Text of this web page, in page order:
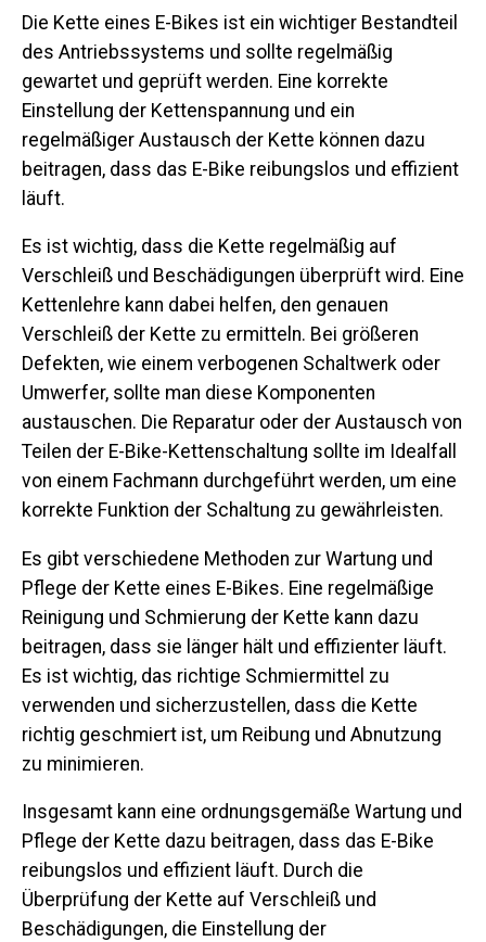
Die Kette eines E-Bikes ist ein wichtiger Bestandteil
des Antriebssystems und sollte regelmäßig
gewartet und geprüft werden. Eine korrekte
Einstellung der Kettenspannung und ein
regelmäßiger Austausch der Kette können dazu
beitragen, dass das E-Bike reibungslos und effizient
läuft.
Es ist wichtig, dass die Kette regelmäßig auf
Verschleiß und Beschädigungen überprüft wird. Eine
Kettenlehre kann dabei helfen, den genauen
Verschleiß der Kette zu ermitteln. Bei größeren
Defekten, wie einem verbogenen Schaltwerk oder
Umwerfer, sollte man diese Komponenten
austauschen. Die Reparatur oder der Austausch von
Teilen der E-Bike-Kettenschaltung sollte im Idealfall
von einem Fachmann durchgeführt werden, um eine
korrekte Funktion der Schaltung zu gewährleisten.
Es gibt verschiedene Methoden zur Wartung und
Pflege der Kette eines E-Bikes. Eine regelmäßige
Reinigung und Schmierung der Kette kann dazu
beitragen, dass sie länger hält und effizienter läuft.
Es ist wichtig, das richtige Schmiermittel zu
verwenden und sicherzustellen, dass die Kette
richtig geschmiert ist, um Reibung und Abnutzung
zu minimieren.
Insgesamt kann eine ordnungsgemäße Wartung und
Pflege der Kette dazu beitragen, dass das E-Bike
reibungslos und effizient läuft. Durch die
Überprüfung der Kette auf Verschleiß und
Beschädigungen, die Einstellung der